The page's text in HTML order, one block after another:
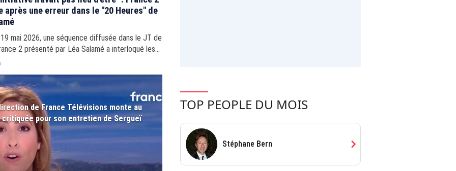
après une erreur dans le "20 Heures" de
mai 2026, une séquence diffusée dans le JT de
2 présenté par Léa Salamé a interloqué les
La chaîne a présenté ses excuses sur les
de France Télévisions monte au
pour son entretien de Sergueï
TOP PEOPLE DU MOIS
Stéphane Bern chevron_right